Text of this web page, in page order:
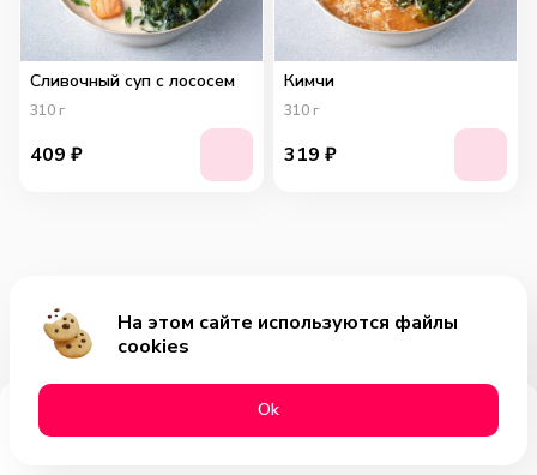
Сливочный суп с лососем
310 г
409 ₽
Кимчи
310 г
319 ₽
На этом сайте используются файлы
cookies
Оk